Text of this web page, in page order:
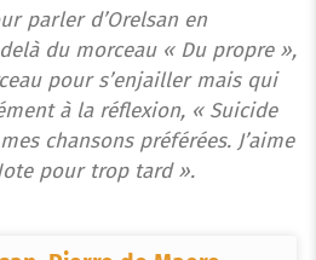
parler d’Orelsan en
du morceau « Du propre »,
pour s’enjailler mais qui
à la réflexion, « Suicide
chansons préférées. J’aime
pour trop tard ».